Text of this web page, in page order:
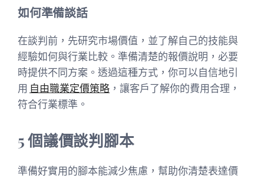
如何準備談話
在談判前，先研究市場價值，並了解自己的技能與
經驗如何與行業比較。準備清楚的報價說明，必要
時提供不同方案。透過這種方式，你可以自信地引
用 自由職業定價策略 ，讓客戶了解你的費用合理，
符合行業標準。
5 個議價談判腳本
準備好實用的腳本能減少焦慮，幫助你清楚表達價